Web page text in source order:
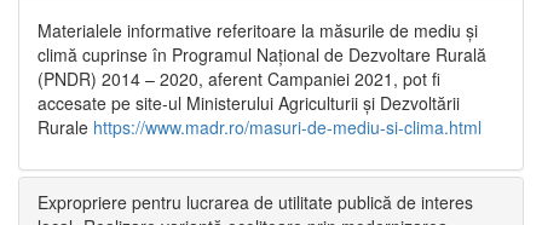
Materialele informative referitoare la măsurile de mediu și
climă cuprinse în Programul Național de Dezvoltare Rurală
(PNDR) 2014 – 2020, aferent Campaniei 2021, pot fi
accesate pe site-ul Ministerului Agriculturii și Dezvoltării
Rurale https://www.madr.ro/masuri-de-mediu-si-clima.html
Expropriere pentru lucrarea de utilitate publică de interes